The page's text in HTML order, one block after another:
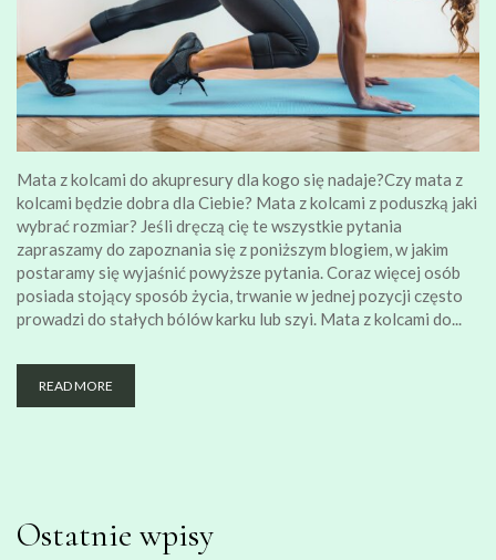
Mata z kolcami do akupresury dla kogo się nadaje?Czy mata z
kolcami będzie dobra dla Ciebie? Mata z kolcami z poduszką jaki
wybrać rozmiar? Jeśli dręczą cię te wszystkie pytania
zapraszamy do zapoznania się z poniższym blogiem, w jakim
postaramy się wyjaśnić powyższe pytania. Coraz więcej osób
posiada stojący sposób życia, trwanie w jednej pozycji często
prowadzi do stałych bólów karku lub szyi. Mata z kolcami do...
READ MORE
Ostatnie wpisy